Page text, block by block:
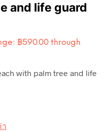
and life guard
฿590.00 through
with palm tree and life
า